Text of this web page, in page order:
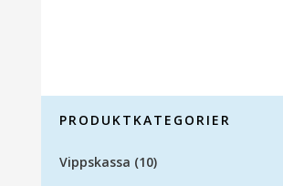
PRODUKTKATEGORIER
Vippskassa (10)